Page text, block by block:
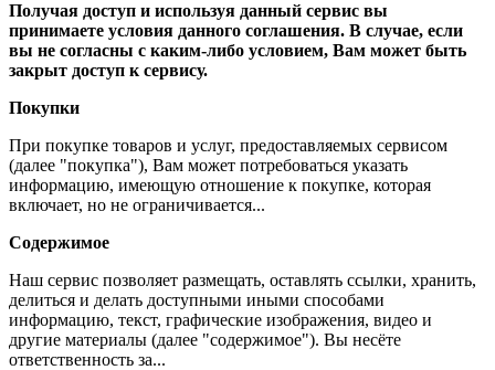
Получая доступ и используя данный сервис вы
принимаете условия данного соглашения. В случае, если
вы не согласны с каким-либо условием, Вам может быть
закрыт доступ к сервису.
Покупки
При покупке товаров и услуг, предоставляемых сервисом
(далее "покупка"), Вам может потребоваться указать
информацию, имеющую отношение к покупке, которая
включает, но не ограничивается...
Содержимое
Наш сервис позволяет размещать, оставлять ссылки, хранить,
делиться и делать доступными иными способами
информацию, текст, графические изображения, видео и
другие материалы (далее "содержимое"). Вы несёте
ответственность за...